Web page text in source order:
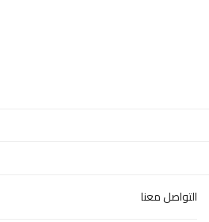
التواصل معنا